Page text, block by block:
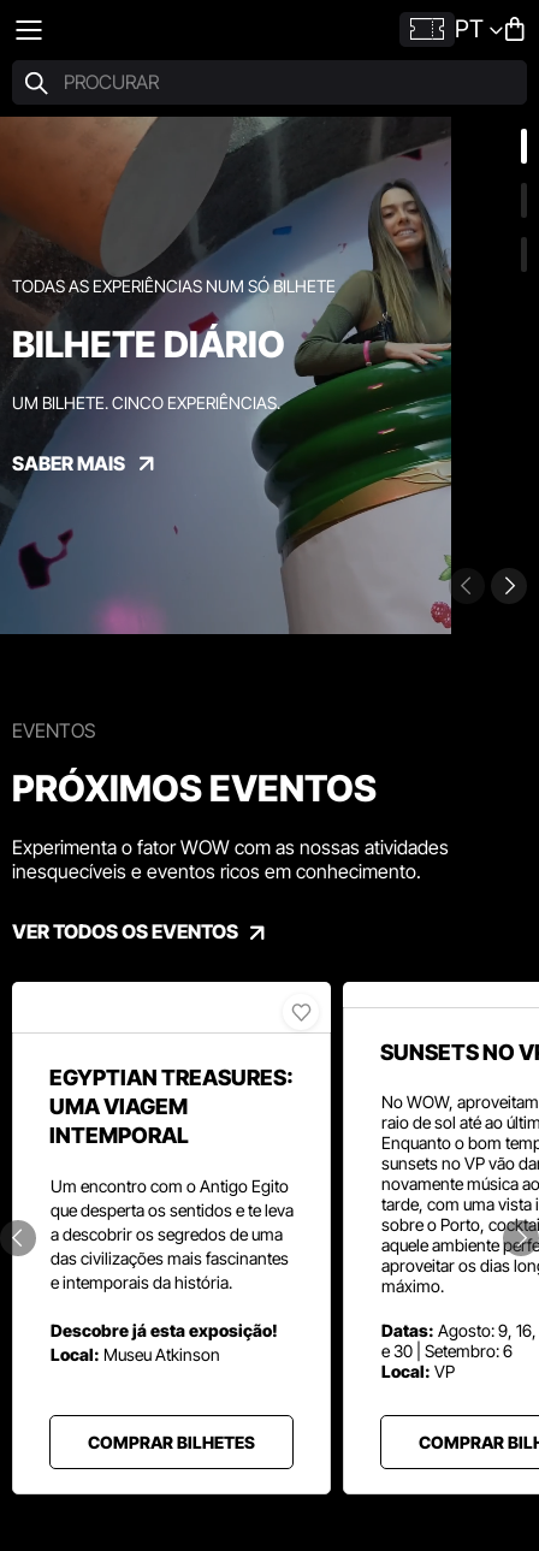
PT
TODAS AS EXPERIÊNCIAS NUM SÓ BILHETE
BILHETE DIÁRIO
UM BILHETE. CINCO EXPERIÊNCIAS.
SABER MAIS
EVENTOS
PRÓXIMOS EVENTOS
Experimenta o fator WOW com as nossas atividades
inesquecíveis e eventos ricos em conhecimento.
VER TODOS OS EVENTOS
EGYPTIAN TREASURES:
UMA VIAGEM
INTEMPORAL
Um encontro com oAntigo Egito
que desperta os sentidos e te leva
a descobrir os segredos de uma
das civilizações mais fascinantes
e intemporais da história.
Descobre já esta exposição!
Local: MuseuAtkinson
COMPRAR BILHETES
SUNSETS NO
No WOW,
raio de sol até ao
Enquanto o bom
sunsets no VP vão
novamente música
tarde, com uma vista
sobre o Porto,
aquele ambiente
aproveitar os dias
máximo.
Datas: Agosto: 9,
e 30 | Setembro: 6
Local: VP
COMPRAR